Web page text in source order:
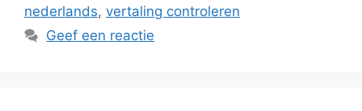
nederlands, vertaling controleren
Geef een reactie